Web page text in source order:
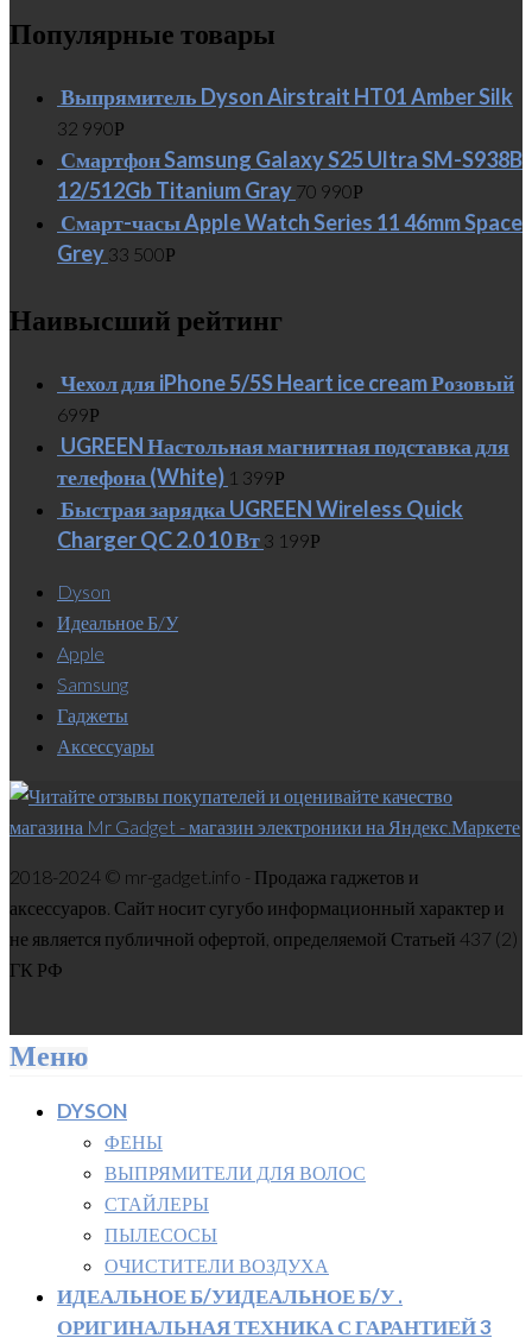
Популярные товары
Выпрямитель Dyson Airstrait HT01 Amber Silk
32 990Р
Смартфон Samsung Galaxy S25 Ultra SM-S938B
12/512Gb Titanium Gray 70 990Р
Смарт-часы Apple Watch Series 11 46mm Space
Grey 33 500Р
Наивысший рейтинг
Чехол для iPhone 5/5S Heart ice cream Розовый
699Р
UGREEN Настольная магнитная подставка для
телефона (White) 1 399Р
Быстрая зарядка UGREEN Wireless Quick
Charger QC 2.0 10 Вт 3 199Р
Dyson
Идеальное Б/У
Apple
Samsung
Гаджеты
Аксессуары
2018-2024 © mr-gadget.info - Продажа гаджетов и
аксессуаров. Сайт носит сугубо информационный характер и
не является публичной офертой, определяемой Статьей 437 (2)
ГК РФ
Меню
DYSON
ФЕНЫ
ВЫПРЯМИТЕЛИ ДЛЯ ВОЛОС
СТАЙЛЕРЫ
ПЫЛЕСОСЫ
ОЧИСТИТЕЛИ ВОЗДУХА
ИДЕАЛЬНОЕ Б/УИДЕАЛЬНОЕ Б/У .
ОРИГИНАЛЬНАЯ ТЕХНИКА С ГАРАНТИЕЙ 3